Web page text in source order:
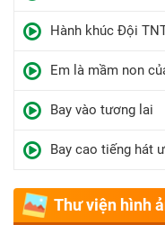
Hành khúc Đội
Em là mầm non
Bay vào tương lai
Bay cao tiếng hát
Thư viện hình